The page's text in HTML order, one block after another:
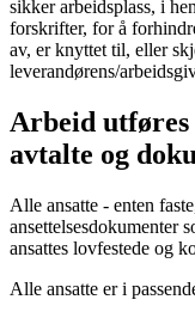
sikker arbeidsplass, i
forskrifter, for å
av, er knyttet til, eller
leverandørens/
Arbeid
avtalte og
Alle ansatte - enten
ansettelsesdokumenter
ansattes lovfestede og
Alle ansatte er i